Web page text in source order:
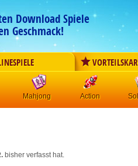
Download Spiele
Geschmack!
Mahjong Action
bisher verfasst hat.